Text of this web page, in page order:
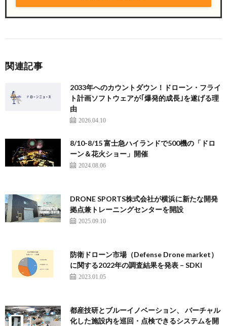
関連記事
2033年へのカウントダウン！ドローン・フライ
ト計画ソフトウェアが｢爆発的成長｣を遂げる理
由
2026.04.10
8/10-8/15 富士急ハイランドで500機の「ドロ
ーン＆花火ショー」開催
2024.08.06
DRONE SPORTS株式会社が横浜に新たな開発
拠点兼トレーニングセンターを開設
2025.09.10
防衛ドローン市場（Defense Drone market）
に関する2022年の調査結果を発表 – SDKI
2023.01.05
都産技研とブルーイノベーション、 バーチャル
化した施設内を巡回・点検できるシステムを開